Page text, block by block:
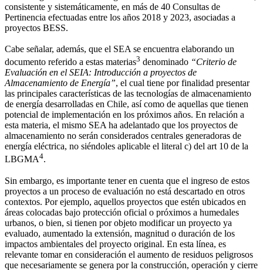
consistente y sistemáticamente, en más de 40 Consultas de
Pertinencia efectuadas entre los años 2018 y 2023, asociadas a
proyectos BESS.
Cabe señalar, además, que el SEA se encuentra elaborando un
documento referido a estas materias3 denominado “Criterio de
Evaluación en el SEIA: Introducción a proyectos de
Almacenamiento de Energía”, el cual tiene por finalidad presentar
las principales características de las tecnologías de almacenamiento
de energía desarrolladas en Chile, así como de aquellas que tienen
potencial de implementación en los próximos años. En relación a
esta materia, el mismo SEA ha adelantado que los proyectos de
almacenamiento no serán considerados centrales generadoras de
energía eléctrica, no siéndoles aplicable el literal c) del art 10 de la
LBGMA4.
Sin embargo, es importante tener en cuenta que el ingreso de estos
proyectos a un proceso de evaluación no está descartado en otros
contextos. Por ejemplo, aquellos proyectos que estén ubicados en
áreas colocadas bajo protección oficial o próximos a humedales
urbanos, o bien, si tienen por objeto modificar un proyecto ya
evaluado, aumentado la extensión, magnitud o duración de los
impactos ambientales del proyecto original. En esta línea, es
relevante tomar en consideración el aumento de residuos peligrosos
que necesariamente se genera por la construcción, operación y cierre